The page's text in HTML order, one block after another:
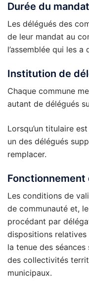
Durée du
Les délégués des
de leur mandat au
l’assemblée qui les a
Institution de
Chaque commune
autant de délégués
Lorsqu’un titulaire
un des délégués
remplacer.
Fonctionnement
Les conditions de
de communauté et,
procédant par
dispositions relatives
la tenue des
des collectivités
municipaux.